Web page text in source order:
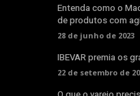
Entenda como o
de produtos com
28 de junho de 2023
IBEVAR premia os
22 de setembro de